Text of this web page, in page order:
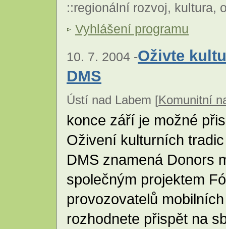
::regionální rozvoj, kultura,
Vyhlášení programu
10. 7. 2004 -Oživte
DMS
Ústí nad Labem [Komunitní
konce září je možné
Oživení kulturních
DMS znamená Donors
společným projektem
provozovatelů
rozhodnete přispět na